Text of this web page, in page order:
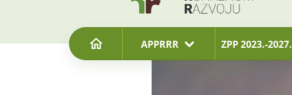
APPRRR ZPP 2023.-2027.